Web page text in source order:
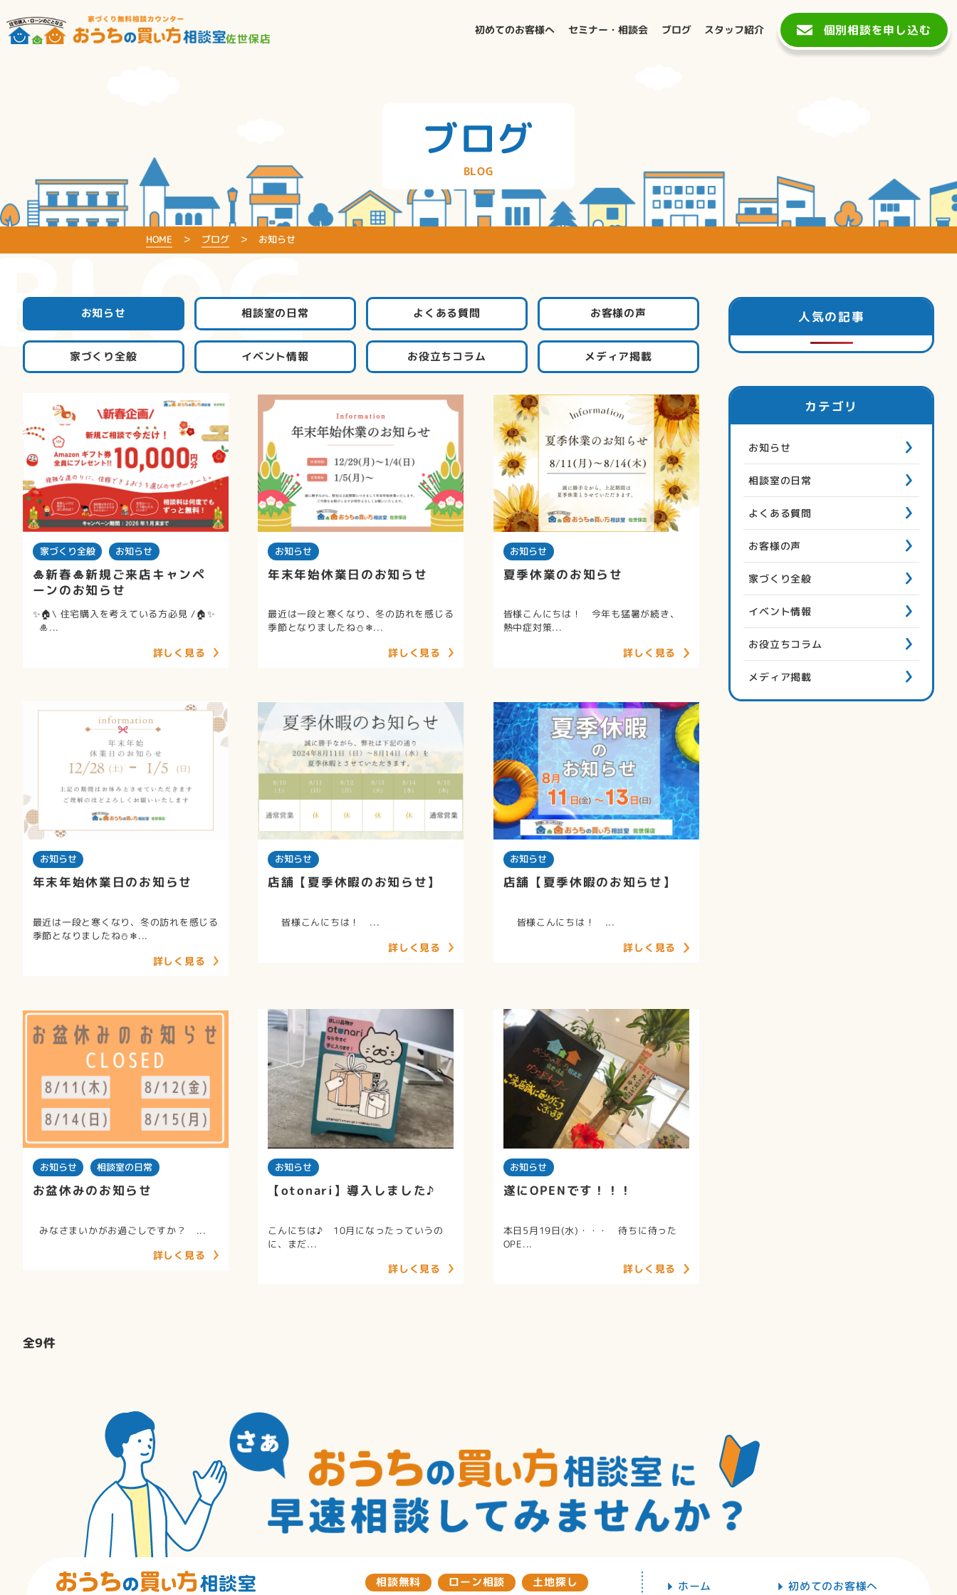
佐世保店
初めてのお客様へ セミナー・相談会 ブログ スタッフ紹介 個別相談を申し込む
ブログ
BLOG
HOME ブログ お知らせ
お知らせ 相談室の日常 よくある質問 お客様の声
家づくり全般 イベント情報 お役立ちコラム メディア掲載
家づくり全般 お知らせ
🎍新春🎍新規ご来店キャンペ
ーンのお知らせ
✨🏠\ 住宅購入を考えている方必見 /🏠✨
🎍...
詳しく見る
お知らせ
年末年始休業日のお知らせ
最近は一段と寒くなり、冬の訪れを感じる
季節となりましたね⛄❄...
詳しく見る
お知らせ
夏季休業のお知らせ
皆様こんにちは！ 今年も猛暑が続き、
熱中症対策...
詳しく見る
お知らせ
年末年始休業日のお知らせ
最近は一段と寒くなり、冬の訪れを感じる
季節となりましたね⛄❄...
詳しく見る
お知らせ
店舗【夏季休暇のお知らせ】
皆様こんにちは！ ...
詳しく見る
お知らせ
店舗【夏季休暇のお知らせ】
皆様こんにちは！ ...
詳しく見る
お知らせ 相談室の日常
お盆休みのお知らせ
みなさまいかがお過ごしですか？ ...
詳しく見る
お知らせ
【otonari】導入しました♪
こんにちは♪ 10月になったっていうの
に、まだ...
詳しく見る
お知らせ
遂にOPENです！！！
本日5月19日(水)・・・ 待ちに待った
OPE...
詳しく見る
全9件
人気の記事
カテゴリ
お知らせ
相談室の日常
よくある質問
お客様の声
家づくり全般
イベント情報
お役立ちコラム
メディア掲載
相談無料 ローン相談 土地探し
ホーム
初めてのお客様へ